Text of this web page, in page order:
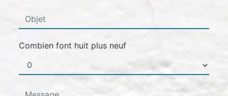
Combien font huit plus neuf